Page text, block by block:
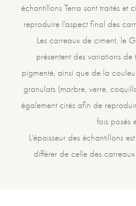
échantillons Terra sont traités et
reproduire l'aspect final des
Les carreaux de ciment, le
présentent des variations
pigmenté, ainsi que de la
granulats (marbre, verre,
également cirés afin de
fois posés
L'épaisseur des échantillons
différer de celle des